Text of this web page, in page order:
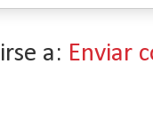
a: Enviar